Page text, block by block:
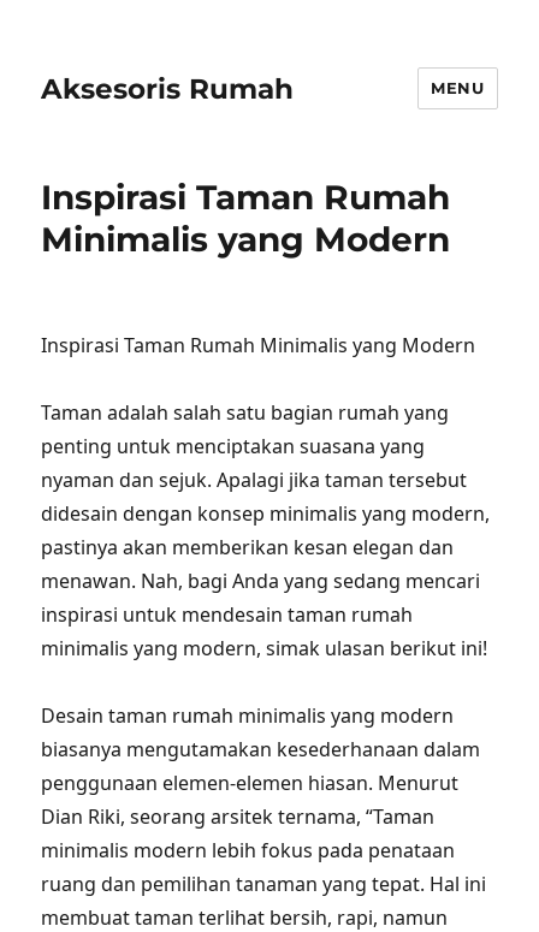
Aksesoris Rumah MENU
Inspirasi Taman Rumah
Minimalis yang Modern
Inspirasi Taman Rumah Minimalis yang Modern
Taman adalah salah satu bagian rumah yang
penting untuk menciptakan suasana yang
nyaman dan sejuk. Apalagi jika taman tersebut
didesain dengan konsep minimalis yang modern,
pastinya akan memberikan kesan elegan dan
menawan. Nah, bagi Anda yang sedang mencari
inspirasi untuk mendesain taman rumah
minimalis yang modern, simak ulasan berikut ini!
Desain taman rumah minimalis yang modern
biasanya mengutamakan kesederhanaan dalam
penggunaan elemen-elemen hiasan. Menurut
Dian Riki, seorang arsitek ternama, “Taman
minimalis modern lebih fokus pada penataan
ruang dan pemilihan tanaman yang tepat. Hal ini
membuat taman terlihat bersih, rapi, namun